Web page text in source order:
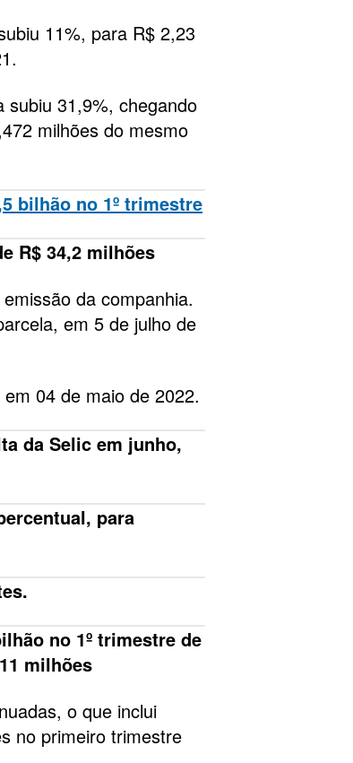
11%, para R$ 2,23
subiu 31,9%, chegando
milhões do mesmo
bilhão no 1º trimestre
R$ 34,2 milhões
da companhia.
em 5 de julho de
04 de maio de 2022.
da Selic em junho,
para
no 1º trimestre de
milhões
o que inclui
no primeiro trimestre